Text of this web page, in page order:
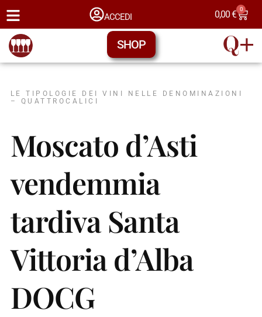
ACCEDI 0,00€ 0
SHOP
LE TIPOLOGIE DEI VINI NELLE DENOMINAZIONI
– QUATTROCALICI
Moscato d’Asti
vendemmia
tardiva Santa
Vittoria d’Alba
DOCG